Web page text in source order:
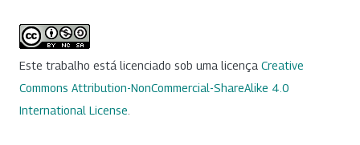
Este trabalho está licenciado sob uma licença Creative
Commons Attribution-NonCommercial-ShareAlike 4.0
International License